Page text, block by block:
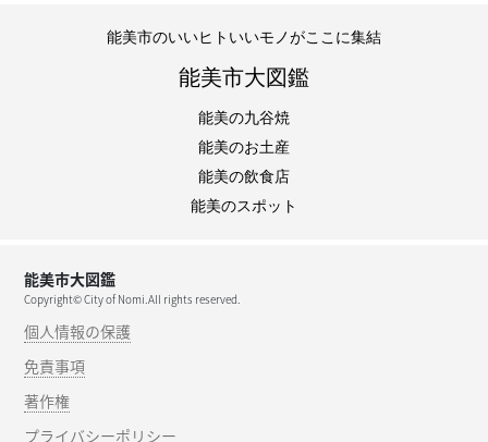
能美市のいいヒトいいモノがここに集結
能美市大図鑑
能美の九谷焼
能美のお土産
能美の飲食店
能美のスポット
能美市大図鑑
Copyright© City of Nomi.All rights reserved.
個人情報の保護
免責事項
著作権
プライバシーポリシー